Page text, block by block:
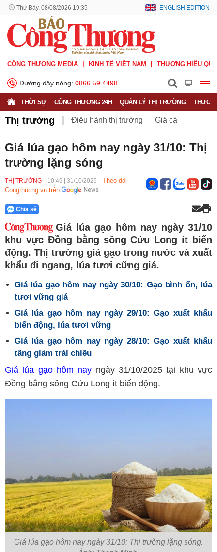
Thứ Bảy, 08/08/2026 19:35 ENGLISH EDITION
CÔNG THƯƠNG MEDIA KINH TẾ VIỆT NAM THƯƠNG HIỆU
Đường dây nóng: 0866.59.4498
THỜI SỰ CÔNG THƯƠNG 24H QUẢN LÝ THỊ TRƯỜNG
Thị trường Điều hành thị trường Giá cả
Giá lúa gạo hôm nay ngày 31/10: Thị
trường lặng sóng
THỊ TRƯỜNG 10:49 31/10/2025
Theo dõi
Congthuong.vn trên
Chia sẻ
Giá lúa gạo hôm nay ngày 31/10
khu vực Đồng bằng sông Cửu Long ít biến
động. Thị trường giá gạo trong nước và xuất
khẩu đi ngang, lúa tươi cững giá.
Giá lúa gạo hôm nay ngày 30/10: Gạo bình ổn, lúa
tươi vững giá
Giá lúa gạo hôm nay ngày 29/10: Gạo xuất khẩu
biến động, lúa tươi vững
Giá lúa gạo hôm nay ngày 28/10: Gạo xuất khẩu
tăng giảm trái chiều
Giá lúa gạo hôm nay ngày 31/10/2025 tại khu vực
Đồng bằng sông Cửu Long ít biến động.
Giá lúa gạo hôm nay ngày 31/10: Thị trường lặng sóng.